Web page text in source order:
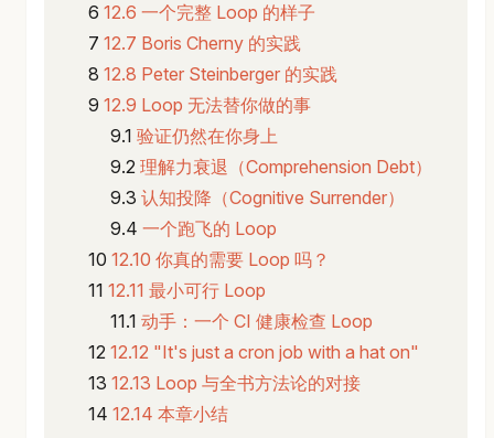
12.6 一个完整 Loop 的样子
12.7 Boris Cherny 的实践
12.8 Peter Steinberger 的实践
12.9 Loop 无法替你做的事
验证仍然在你身上
理解力衰退（Comprehension Debt）
认知投降（Cognitive Surrender）
一个跑飞的 Loop
12.10 你真的需要 Loop 吗？
12.11 最小可行 Loop
动手：一个 CI 健康检查 Loop
12.12 "It's just a cron job with a hat on"
12.13 Loop 与全书方法论的对接
12.14 本章小结